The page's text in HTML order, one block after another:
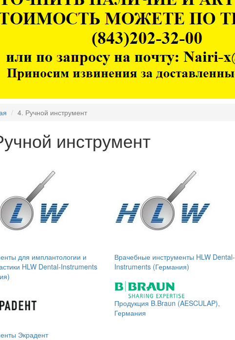
4. Ручной инструмент
инструмент
для имплантологии и
HLW Dental-Instruments
Врачебные инструменты HLW Dental-
Instruments (Германия)
Экрадент
Продукция B.Braun (AESCULAP),
Германия